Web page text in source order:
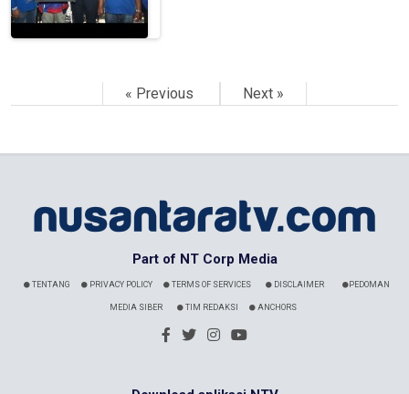
« Previous Next »
Part of NT Corp Media
TENTANG PRIVACY POLICY TERMS OF SERVICES DISCLAIMER PEDOMAN
MEDIA SIBER TIM REDAKSI ANCHORS